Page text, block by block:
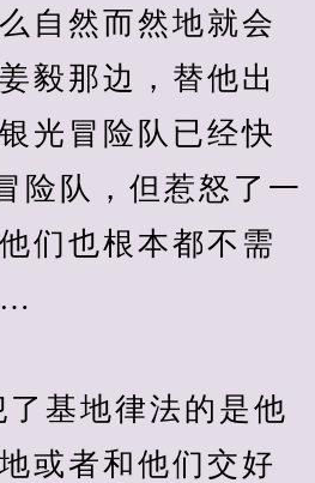
自然而然地就会
毅那边，替他出
光冒险队已经快
险队，但惹怒了一
们也根本都不需
地律法的是他
或者和他们交好